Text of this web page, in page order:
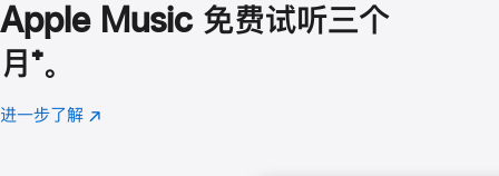
Apple Music 免费试听三个
月 脚
注
⁺。
进一步了解 Apple
(在